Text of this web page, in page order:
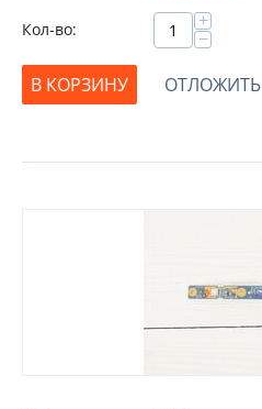
Кол-во: +
−
В КОРЗИНУ
ОТЛОЖИТЬ